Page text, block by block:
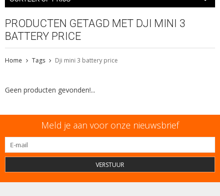
PRODUCTEN GETAGD MET DJI MINI 3
BATTERY PRICE
Home Tags Dji mini 3 battery price
Geen producten gevonden!...
Meld je aan voor onze nieuwsbrief
VERSTUUR